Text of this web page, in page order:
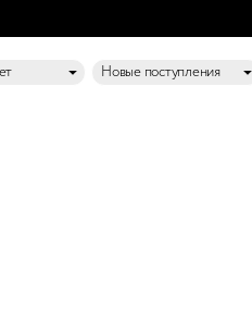
Новые поступления